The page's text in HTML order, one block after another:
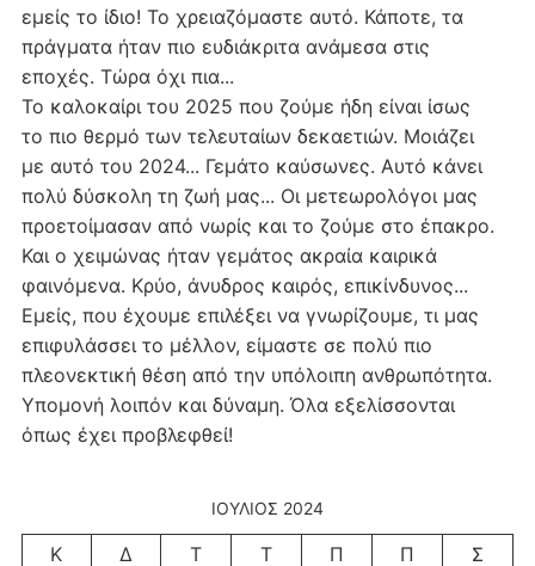
εμείς το ίδιο! Το χρειαζόμαστε αυτό. Κάποτε, τα
πράγματα ήταν πιο ευδιάκριτα ανάμεσα στις
εποχές. Τώρα όχι πια...
Το καλοκαίρι του 2025 που ζούμε ήδη είναι ίσως
το πιο θερμό των τελευταίων δεκαετιών. Μοιάζει
με αυτό του 2024... Γεμάτο καύσωνες. Αυτό κάνει
πολύ δύσκολη τη ζωή μας... Οι μετεωρολόγοι μας
προετοίμασαν από νωρίς και το ζούμε στο έπακρο.
Και ο χειμώνας ήταν γεμάτος ακραία καιρικά
φαινόμενα. Κρύο, άνυδρος καιρός, επικίνδυνος...
Εμείς, που έχουμε επιλέξει να γνωρίζουμε, τι μας
επιφυλάσσει το μέλλον, είμαστε σε πολύ πιο
πλεονεκτική θέση από την υπόλοιπη ανθρωπότητα.
Υπομονή λοιπόν και δύναμη. Όλα εξελίσσονται
όπως έχει προβλεφθεί!
ΙΟΎΛΙΟΣ 2024
Κ Δ Τ Τ Π Π
Σ